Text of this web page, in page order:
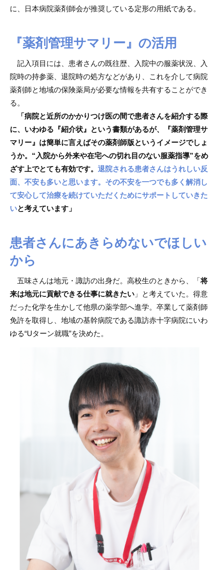
に、日本病院薬剤師会が推奨している定形の用紙である。
『薬剤管理サマリー』の活用
記入項目には、患者さんの既往歴、入院中の服薬状況、入
院時の持参薬、退院時の処方などがあり、これを介して病院
薬剤師と地域の保険薬局が必要な情報を共有することができ
る。
「病院と近所のかかりつけ医の間で患者さんを紹介する際
に、いわゆる『紹介状』という書類があるが、『薬剤管理サ
マリー』は簡単に言えばその薬剤師版というイメージでしょ
うか。“入院から外来や在宅への切れ目のない服薬指導”をめ
ざす上でとても有効です。 退院される患者さんはうれしい反
面、不安も多いと思います。その不安を一つでも多く解消し
て安心して治療を続けていただくためにサポートしていきた
いと考えています」
患者さんにあきらめないでほしい
から
五味さんは地元・諏訪の出身だ。高校生のときから、「将
来は地元に貢献できる仕事に就きたい 」と考えていた。得意
だった化学を生かして他県の薬学部へ進学。卒業して薬剤師
免許を取得し、地域の基幹病院である諏訪赤十字病院にいわ
ゆる“Uターン就職”を決めた。